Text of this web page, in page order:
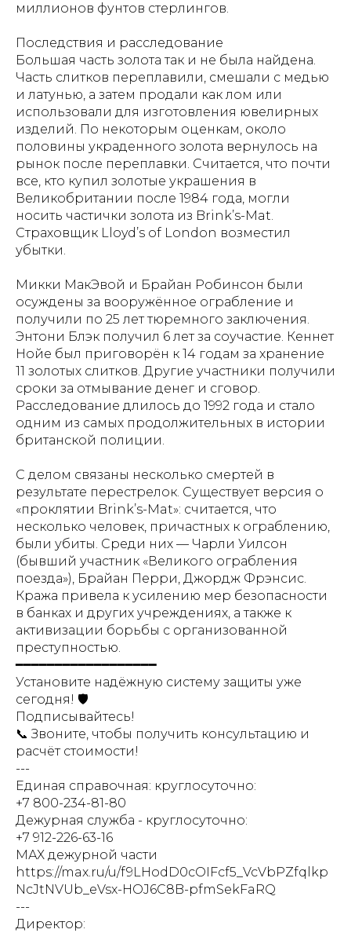
миллионов фунтов стерлингов.
Последствия и расследование
Большая часть золота так и не была найдена.
Часть слитков переплавили, смешали с медью
и латунью, а затем продали как лом или
использовали для изготовления ювелирных
изделий. По некоторым оценкам, около
половины украденного золота вернулось на
рынок после переплавки. Считается, что почти
все, кто купил золотые украшения в
Великобритании после 1984 года, могли
носить частички золота из Brink’s-Mat.
Страховщик Lloyd’s of London возместил
убытки.
Микки МакЭвой и Брайан Робинсон были
осуждены за вооружённое ограбление и
получили по 25 лет тюремного заключения.
Энтони Блэк получил 6 лет за соучастие. Кеннет
Нойе был приговорён к 14 годам за хранение
11 золотых слитков. Другие участники получили
сроки за отмывание денег и сговор.
Расследование длилось до 1992 года и стало
одним из самых продолжительных в истории
британской полиции.
С делом связаны несколько смертей в
результате перестрелок. Существует версия о
«проклятии Brink’s-Mat»: считается, что
несколько человек, причастных к ограблению,
были убиты. Среди них — Чарли Уилсон
(бывший участник «Великого ограбления
поезда»), Брайан Перри, Джордж Фрэнсис.
Кража привела к усилению мер безопасности
в банках и других учреждениях, а также к
активизации борьбы с организованной
преступностью.
━━━━━━━━━━━━━━━━━━
Установите надёжную систему защиты уже
сегодня! 🛡️
Подписывайтесь!
📞 Звоните, чтобы получить консультацию и
расчёт стоимости!
---
Единая справочная: круглосуточно:
+7 800-234-81-80
Дежурная служба - круглосуточно:
+7 912-226-63-16
МАХ дежурной части
https://max.ru/u/f9LHodD0cOIFcf5_VcVbPZfqlkp
NcJtNVUb_eVsx-HOJ6C8B-pfmSekFaRQ
---
Директор: